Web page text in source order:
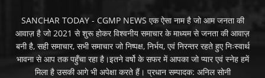
SANCHAR TODAY - CGMP NEWS एक ऐसा नाम है जो आम जनता की
आवाज़ है जो 2021 से शुरू होकर विश्वनीय समाचार के माध्यम से जनता की आवाज़
बनी है, सही समाचार, सभी समाचार जो निष्पक्ष, निर्भय, एवं निरन्तर रहते हुए निःस्वार्थ
भावना से आप तक पहुँचा रहा है।इतने वर्षो के सफर में आपका जो प्यार एवं स्नेह हमें
मिला है उसकी आगे भी अपेक्षा करते हैं। प्रधान सम्पादक: अनिल सोनी